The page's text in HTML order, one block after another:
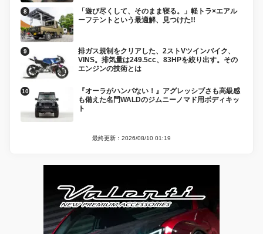
「遊び尽くして、そのまま寝る。」軽トラ×エアル
ーフテントという最適解、見つけた!!
排ガス規制をクリアした、2ストVツインバイク、
VINS。排気量は249.5cc、83HPを絞り出す。その
エンジンの技術とは
『オーラがハンパない！』アグレッシブさも高級感
も備えた名門WALDのジムニーノマド用ボディキッ
ト
最終更新：2026/08/10 01:19